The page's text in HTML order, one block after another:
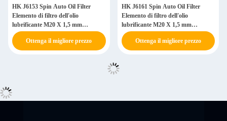
HK J6153 Spin Auto Oil Filter
Elemento di filtro dell'olio
lubrificante M20 X 1,5 mm
Personalizzabile
Ottenga il migliore prezzo
HK J6161 Spin Auto Oil Filter
Elemento di filtro dell'olio
lubrificante M20 X 1,5 mm
Personalizzabile
Ottenga il migliore prezzo